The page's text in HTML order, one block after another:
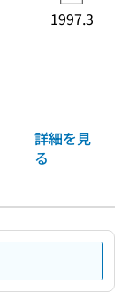
1997.3
詳細を見
る